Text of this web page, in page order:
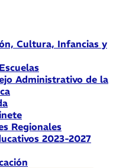
Cultura, Infancias y
Administrativo de la
Regionales
2023-2027